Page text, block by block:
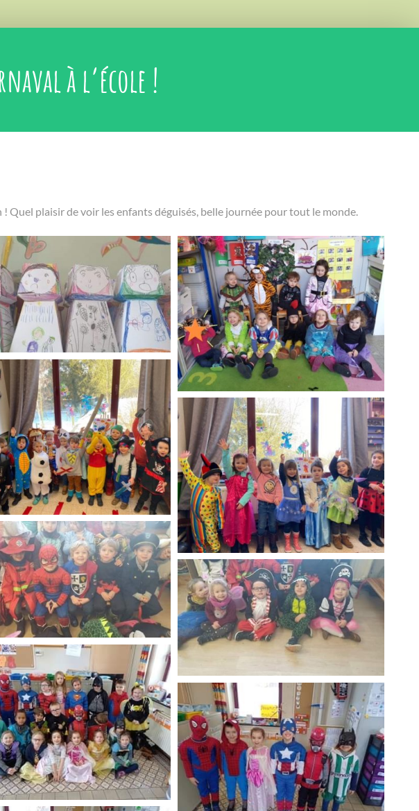
à l’école !
Quel plaisir de voir les enfants déguisés, belle journée pour tout le monde.